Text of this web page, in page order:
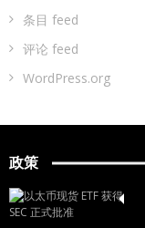
条目 feed
评论 feed
WordPress.org
政策